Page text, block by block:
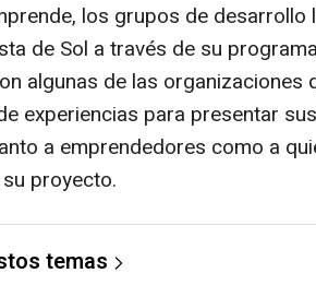
los grupos de desarrollo
de Sol a través de su
algunas de las organizaciones
experiencias para presentar
a emprendedores como a
proyecto.
temas